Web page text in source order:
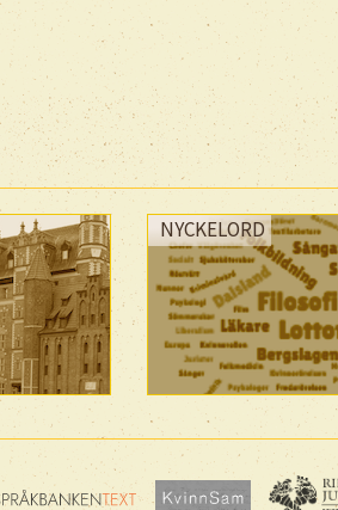
NYCKELORD